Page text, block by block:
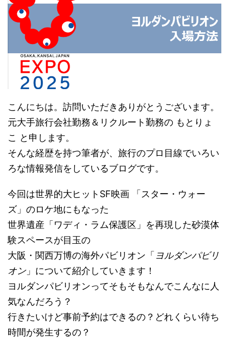
こんにちは。訪問いただきありがとうございます。
元大手旅行会社勤務＆リクルート勤務の もとりょ
こ と申します。
そんな経歴を持つ筆者が、旅行のプロ目線でいろい
ろな情報発信をしているブログです。
今回は世界的大ヒットSF映画 「スター・ウォー
ズ」のロケ地にもなった
世界遺産「ワディ・ラム保護区」を再現した砂漠体
験スペースが目玉の
大阪・関西万博の海外パビリオン「 ヨルダンパビリ
オン」について紹介していきます！
ヨルダンパビリオンってそもそもなんでこんなに人
気なんだろう？
行きたいけど事前予約はできるの？どれくらい待ち
時間が発生するの？